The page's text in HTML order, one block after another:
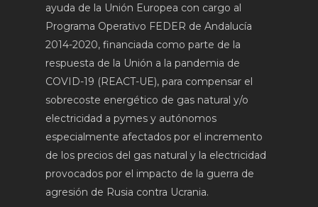
ayuda de la Unión Europea con cargo al
Programa Operativo FEDER de Andalucía
2014-2020, financiada como parte de la
respuesta de la Unión a la pandemia de
COVID-19 (REACT-UE), para compensar el
sobrecoste energético de gas natural y/o
electricidad a pymes y autónomos
especialmente afectados por el incremento
de los precios del gas natural y la electricidad
provocados por el impacto de la guerra de
agresión de Rusia contra Ucrania.